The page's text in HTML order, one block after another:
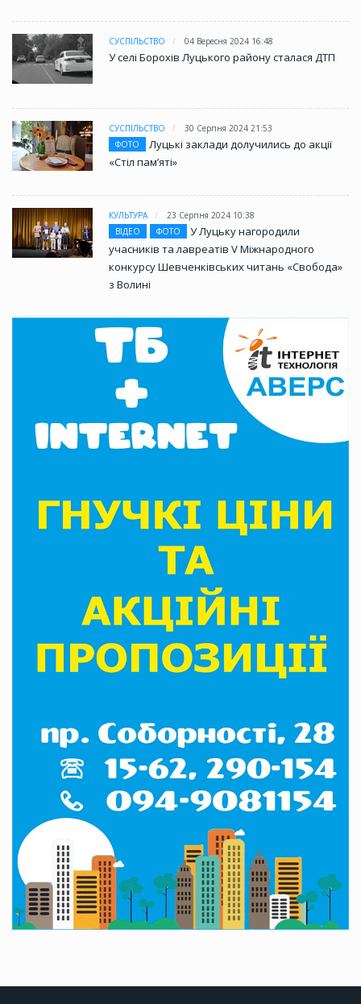
СУСПІЛЬСТВО 04 Вересня 2024 16:48
У селі Борохів Луцького району сталася ДТП
СУСПІЛЬСТВО
30 Серпня 2024 21:53
ФОТО
Луцькі заклади долучились до акції
«Стіл памʼяті»
КУЛЬТУРА
23 Серпня 2024 10:38
ВІДЕО
ФОТО
У Луцьку нагородили
учасників та лавреатів V Міжнародного
конкурсу Шевченківських читань «Свобода»
з Волині